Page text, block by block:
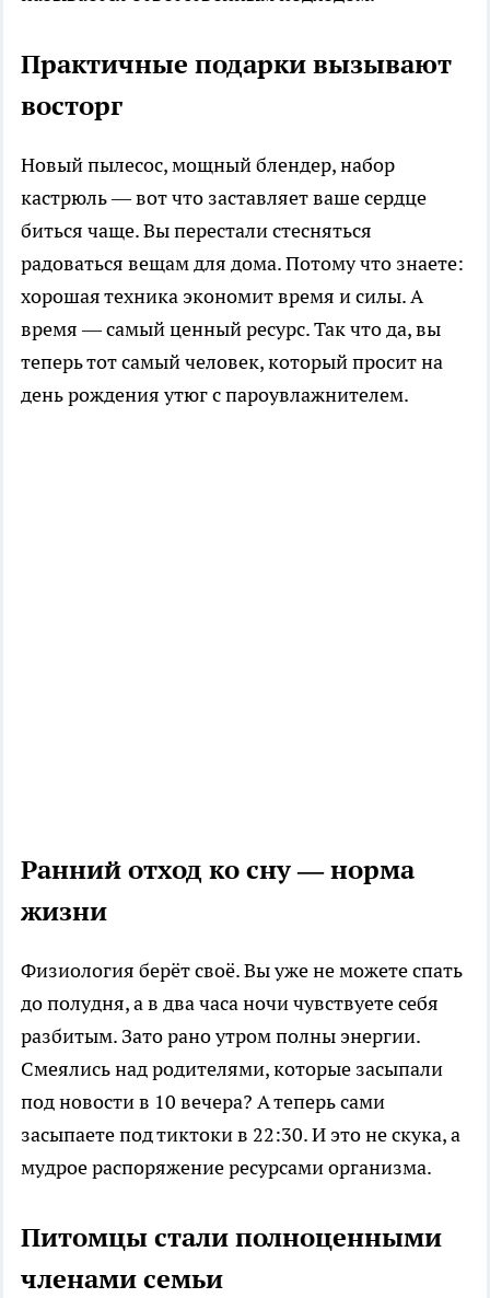
Практичные подарки вызывают
восторг
Новый пылесос, мощный блендер, набор
кастрюль — вот что заставляет ваше сердце
биться чаще. Вы перестали стесняться
радоваться вещам для дома. Потому что знаете:
хорошая техника экономит время и силы. А
время — самый ценный ресурс. Так что да, вы
теперь тот самый человек, который просит на
день рождения утюг с пароувлажнителем.
Ранний отход ко сну — норма
жизни
Физиология берёт своё. Вы уже не можете спать
до полудня, а в два часа ночи чувствуете себя
разбитым. Зато рано утром полны энергии.
Смеялись над родителями, которые засыпали
под новости в 10 вечера? А теперь сами
засыпаете под тиктоки в 22:30. И это не скука, а
мудрое распоряжение ресурсами организма.
Питомцы стали полноценными
членами семьи